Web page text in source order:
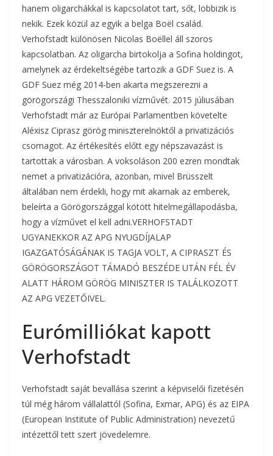
hanem oligarchákkal is kapcsolatot tart, sőt, lobbizik is
nekik. Ezek közül az egyik a belga Boël család.
Verhofstadt különösen Nicolas Boëllel áll szoros
kapcsolatban. Az oligarcha birtokolja a Sofina holdingot,
amelynek az érdekeltségébe tartozik a GDF Suez is. A
GDF Suez még 2014-ben akarta megszerezni a
görögországi Thesszaloniki vízművét. 2015 júliusában
Verhofstadt már az Európai Parlamentben követelte
Aléxisz Ciprasz görög miniszterelnöktől a privatizációs
csomagot. Az értékesítés előtt egy népszavazást is
tartottak a városban. A voksoláson 200 ezren mondtak
nemet a privatizációra, azonban, mivel Brüsszelt
általában nem érdekli, hogy mit akarnak az emberek,
beleírta a Görögországgal kötött hitelmegállapodásba,
hogy a vízművet el kell adni.VERHOFSTADT
UGYANEKKOR AZ APG NYUGDÍJALAP
IGAZGATÓSÁGÁNAK IS TAGJA VOLT, A CIPRASZT ÉS
GÖRÖGORSZÁGOT TÁMADÓ BESZÉDE UTÁN FÉL ÉV
ALATT HÁROM GÖRÖG MINISZTER IS TALÁLKOZOTT
AZ APG VEZETŐIVEL.
Eurómilliókat kapott
Verhofstadt
Verhofstadt saját bevallása szerint a képviselői fizetésén
túl még három vállalattól (Sofina, Exmar, APG) és az EIPA
(European Institute of Public Administration) nevezetű
intézettől tett szert jövedelemre.